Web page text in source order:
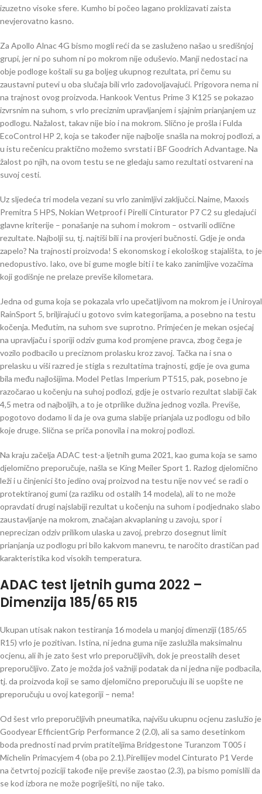
izuzetno visoke sfere. Kumho bi počeo lagano proklizavati zaista
nevjerovatno kasno.
Za Apollo Alnac 4G bismo mogli reći da se zasluženo našao u središnjoj
grupi, jer ni po suhom ni po mokrom nije oduševio. Manji nedostaci na
obje podloge koštali su ga boljeg ukupnog rezultata, pri čemu su
zaustavni putevi u oba slučaja bili vrlo zadovoljavajući. Prigovora nema ni
na trajnost ovog proizvoda. Hankook Ventus Prime 3 K125 se pokazao
izvrsnim na suhom, s vrlo preciznim upravljanjem i sjajnim prianjanjem uz
podlogu. Nažalost, takav nije bio i na mokrom. Slično je prošla i Fulda
EcoControl HP 2, koja se također nije najbolje snašla na mokroj podlozi, a
u istu rečenicu praktično možemo svrstati i BF Goodrich Advantage. Na
žalost po njih, na ovom testu se ne gledaju samo rezultati ostvareni na
suvoj cesti.
Uz sljedeća tri modela vezani su vrlo zanimljivi zaključci. Naime, Maxxis
Premitra 5 HPS, Nokian Wetproof i Pirelli Cinturator P7 C2 su gledajući
glavne kriterije – ponašanje na suhom i mokrom – ostvarili odlične
rezultate. Najbolji su, tj. najtiši bili i na provjeri bučnosti. Gdje je onda
zapelo? Na trajnosti proizvoda! S ekonomskog i ekološkog stajališta, to je
nedopustivo. Iako, ove bi gume mogle biti i te kako zanimljive vozačima
koji godišnje ne prelaze previše kilometara.
Jedna od guma koja se pokazala vrlo upečatljivom na mokrom je i Uniroyal
RainSport 5, briljirajući u gotovo svim kategorijama, a posebno na testu
kočenja. Međutim, na suhom sve suprotno. Primjećen je mekan osjećaj
na upravljaču i sporiji odziv guma kod promjene pravca, zbog čega je
vozilo podbacilo u preciznom prolasku kroz zavoj. Tačka na i sna o
prelasku u viši razred je stigla s rezultatima trajnosti, gdje je ova guma
bila među najlošijima. Model Petlas Imperium PT515, pak, posebno je
razočarao u kočenju na suhoj podlozi, gdje je ostvario rezultat slabiji čak
4,5 metra od najboljih, a to je otprilike dužina jednog vozila. Previše,
pogotovo dodamo li da je ova guma slabije prianjala uz podlogu od bilo
koje druge. Slična se priča ponovila i na mokroj podlozi.
Na kraju začelja ADAC test-a ljetnih guma 2021, kao guma koja se samo
djelomično preporučuje, našla se King Meiler Sport 1. Razlog djelomično
leži i u činjenici što jedino ovaj proizvod na testu nije nov već se radi o
protektiranoj gumi (za razliku od ostalih 14 modela), ali to ne može
opravdati drugi najslabiji rezultat u kočenju na suhom i podjednako slabo
zaustavljanje na mokrom, značajan akvaplaning u zavoju, spor i
neprecizan odziv prilikom ulaska u zavoj, prebrzo dosegnut limit
prianjanja uz podlogu pri bilo kakvom manevru, te naročito drastičan pad
karakteristika kod visokih temperatura.
ADAC test ljetnih guma 2022 –
Dimenzija 185/65 R15
Ukupan utisak nakon testiranja 16 modela u manjoj dimenziji (185/65
R15) vrlo je pozitivan. Istina, ni jedna guma nije zaslužila maksimalnu
ocjenu, ali ih je zato šest vrlo preporučljivih, dok je preostalih deset
preporučljivo. Zato je možda još važniji podatak da ni jedna nije podbacila,
tj. da proizvoda koji se samo djelomično preporučuju ili se uopšte ne
preporučuju u ovoj kategoriji – nema!
Od šest vrlo preporučljivih pneumatika, najvišu ukupnu ocjenu zaslužio je
Goodyear EfficientGrip Performance 2 (2.0), ali sa samo desetinkom
boda prednosti nad prvim pratiteljima Bridgestone Turanzom T005 i
Michelin Primacyjem 4 (oba po 2.1).Pirellijev model Cinturato P1 Verde
na četvrtoj poziciji takođe nije previše zaostao (2.3), pa bismo pomislili da
se kod izbora ne može pogriješiti, no nije tako.